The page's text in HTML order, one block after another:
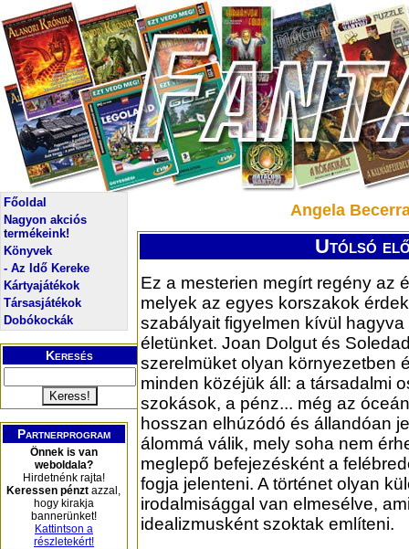
Főoldal
Nagyon akciós
termékeink!
Könyvek
- Az Idő Kereke
Kártyajátékok
Társasjátékok
Dobókockák
Keresés
Partnerprogram
Önnek is van
weboldala?
Hirdetnénk rajta!
Keressen pénzt azzal,
hogy kirakja
bannerünket!
Kattintson a
részletekért!
Angela
Utólsó
Ez a mesterien megírt regény az
melyek az egyes korszakok
szabályait figyelmen kívül hagyva
életünket. Joan Dolgut és
szerelmüket olyan környezetben
minden közéjük áll: a társadalmi
szokások, a pénz... még az
hosszan elhúzódó és állandóan
álommá válik, mely soha nem
meglepő befejezésként a
fogja jelenteni. A történet olyan
irodalmisággal van elmesélve,
idealizmusként szoktak említeni.